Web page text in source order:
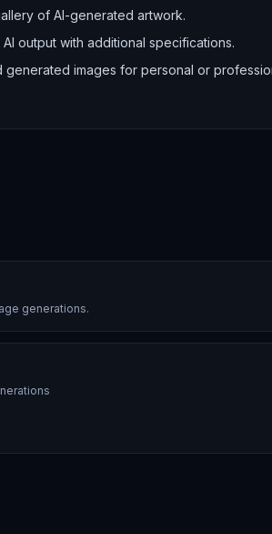
of AI-generated artwork.
output with additional specifications.
generated images for personal or
generations.